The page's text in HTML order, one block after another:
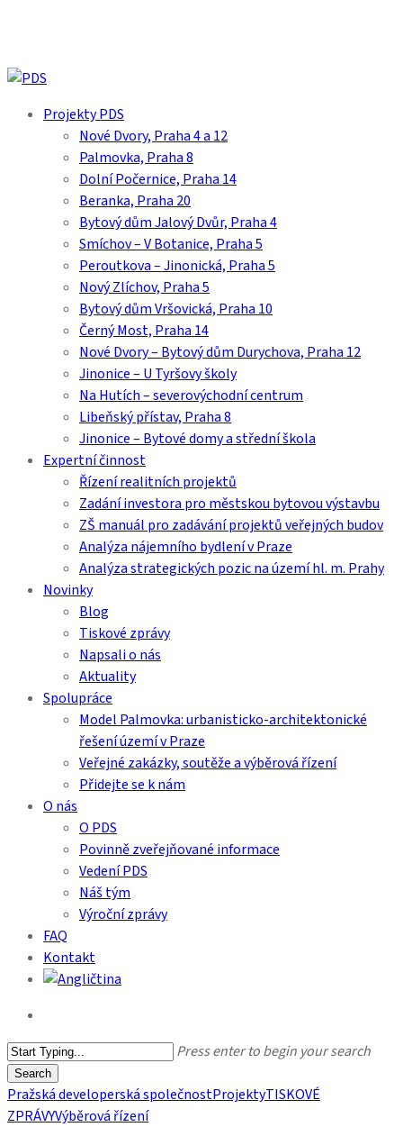
content
search
Menu Projekty PDS
Nové Dvory, Praha 4 a 12
Palmovka, Praha 8
Dolní Počernice, Praha 14
Beranka, Praha 20
Bytový dům Jalový Dvůr, Praha 4
Smíchov – V Botanice, Praha 5
Peroutkova – Jinonická, Praha 5
Nový Zlíchov, Praha 5
Bytový dům Vršovická, Praha 10
Černý Most, Praha 14
Nové Dvory – Bytový dům Durychova, Praha 12
Jinonice – U Tyršovy školy
Na Hutích – severovýchodní centrum
Libeňský přístav, Praha 8
Jinonice – Bytové domy a střední škola
Expertní činnost
Řízení realitních projektů
Zadání investora pro městskou bytovou výstavbu
ZŠ manuál pro zadávání projektů veřejných budov
Analýza nájemního bydlení v Praze
Analýza strategických pozic na území hl. m. Prahy
Novinky
Blog
Tiskové zprávy
Napsali o nás
Aktuality
Spolupráce
Model Palmovka: urbanisticko-architektonické
řešení území v Praze
Veřejné zakázky, soutěže a výběrová řízení
Přidejte se k nám
O nás
O PDS
Povinně zveřejňované informace
Vedení PDS
Náš tým
Výroční zprávy
FAQ
Kontakt
Press enter to begin your search
Search
Close
Search
Pražská developerská společnostProjektyTISKOVÉ
ZPRÁVYVýběrová řízení